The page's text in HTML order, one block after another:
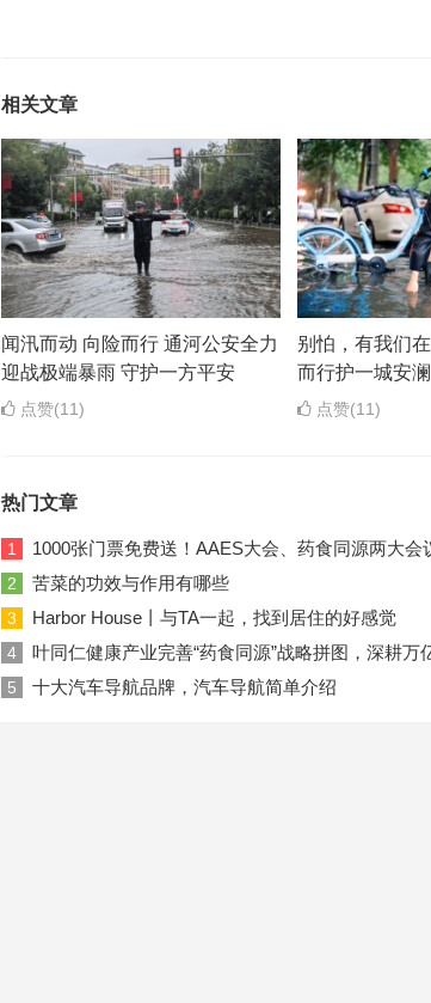
相关文章
闻汛而动 向险而行 通河公安全力
迎战极端暴雨 守护一方平安
点赞(11)
别怕，有我们
而行护一城安澜
点赞(11)
热门文章
1 1000张门票免费送！AAES大会、药食同源两大会
2 苦菜的功效与作用有哪些
3 Harbor House丨与TA一起，找到居住的好感觉
4 叶同仁健康产业完善“药食同源”战略拼图，深耕万
5 十大汽车导航品牌，汽车导航简单介绍